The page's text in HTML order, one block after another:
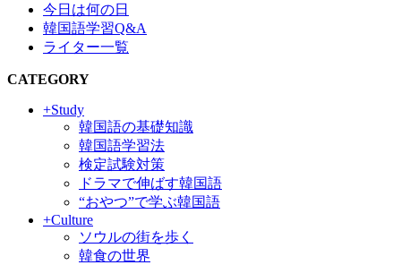
今日は何の日
韓国語学習Q&A
ライター一覧
CATEGORY
+Study
韓国語の基礎知識
韓国語学習法
検定試験対策
ドラマで伸ばす韓国語
“おやつ”で学ぶ韓国語
+Culture
ソウルの街を歩く
韓食の世界